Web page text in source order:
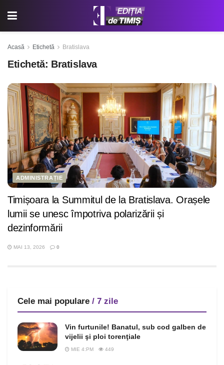
Acasă Etichetă Bratislava
Etichetă: Bratislava
ADMINISTRAȚIE
Timișoara la Summitul de la Bratislava. Orașele
lumii se unesc împotriva polarizării și
dezinformării
MAI 13, 2026 0
Cele mai populare / 7 zile
Vin furtunile! Banatul, sub cod galben de
vijelii şi ploi torenţiale
MIE 4:PM 449